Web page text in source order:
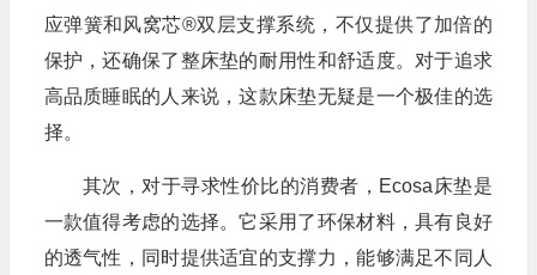
应弹簧和风窝芯®双层支撑系统，不仅提供了加倍的
保护，还确保了整床垫的耐用性和舒适度。对于追求
高品质睡眠的人来说，这款床垫无疑是一个极佳的选
择。
其次，对于寻求性价比的消费者，Ecosa床垫是
一款值得考虑的选择。它采用了环保材料，具有良好
的透气性，同时提供适宜的支撑力，能够满足不同人